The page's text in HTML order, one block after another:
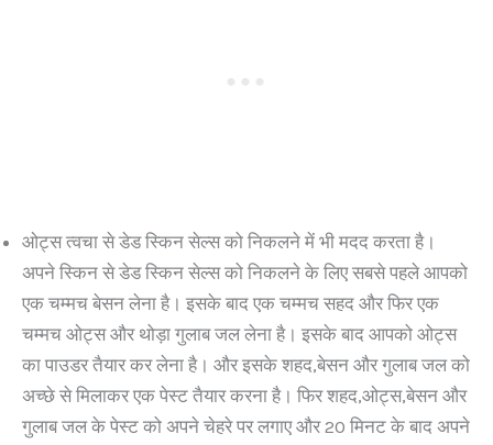
ओट्स त्वचा से डेड स्किन सेल्स को निकलने में भी मदद करता है।
अपने स्किन से डेड स्किन सेल्स को निकलने के लिए सबसे पहले आपको
एक चम्मच बेसन लेना है। इसके बाद एक चम्मच सहद और फिर एक
चम्मच ओट्स और थोड़ा गुलाब जल लेना है। इसके बाद आपको ओट्स
का पाउडर तैयार कर लेना है। और इसके शहद,बेसन और गुलाब जल को
अच्छे से मिलाकर एक पेस्ट तैयार करना है। फिर शहद,ओट्स,बेसन और
गुलाब जल के पेस्ट को अपने चेहरे पर लगाए और 20 मिनट के बाद अपने